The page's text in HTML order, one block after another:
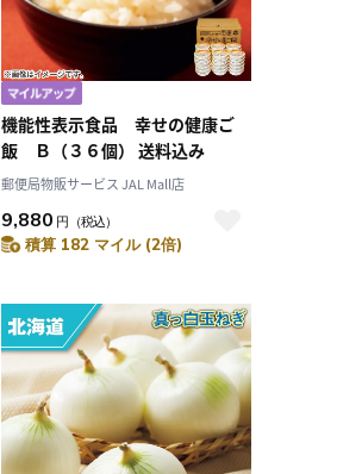
機能性表示食品 幸せの健康ご
飯 Ｂ（３６個） 送料込み
郵便局物販サービス JAL Mall店
9,880 円 （税込）
積算 182 マイル (2倍)